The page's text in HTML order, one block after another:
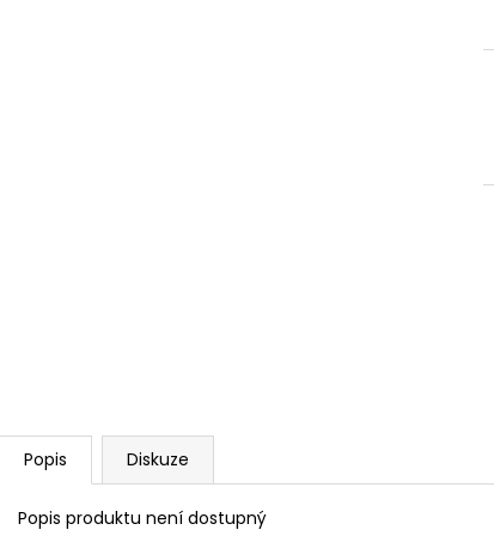
Popis Diskuze
Popis produktu není dostupný